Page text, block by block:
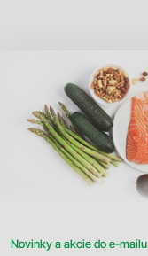
Novinky a akcie do e-mailu